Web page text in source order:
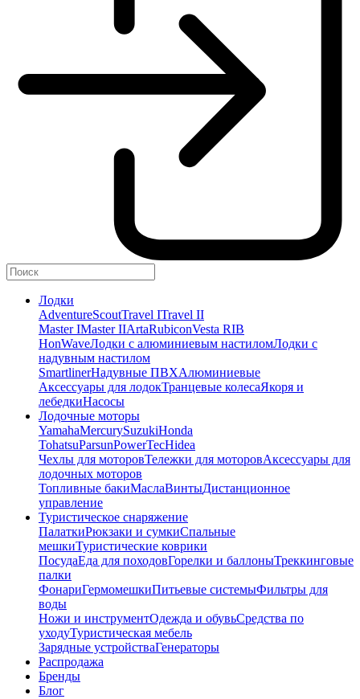
Лодки
AdventureScoutTravel ITravel II
Master IMaster IIArtaRubiconVesta RIB
HonWaveЛодки с алюминиевым настиломЛодки с
надувным настилом
SmartlinerНадувные ПВХАлюминиевые
Аксессуары для лодокТранцевые колесаЯкоря и
лебедкиНасосы
Лодочные моторы
YamahaMercurySuzukiHonda
TohatsuParsunPowerTecHidea
Чехлы для моторовТележки для моторовАксессуары для
лодочных моторов
Топливные бакиМаслаВинтыДистанционное
управление
Туристическое снаряжение
ПалаткиРюкзаки и сумкиСпальные
мешкиТуристические коврики
ПосудаЕда для походовГорелки и баллоныТреккинговые
палки
ФонариГермомешкиПитьевые системыФильтры для
воды
Ножи и инструментОдежда и обувьСредства по
уходуТуристическая мебель
Зарядные устройстваГенераторы
Распродажа
Бренды
Блог